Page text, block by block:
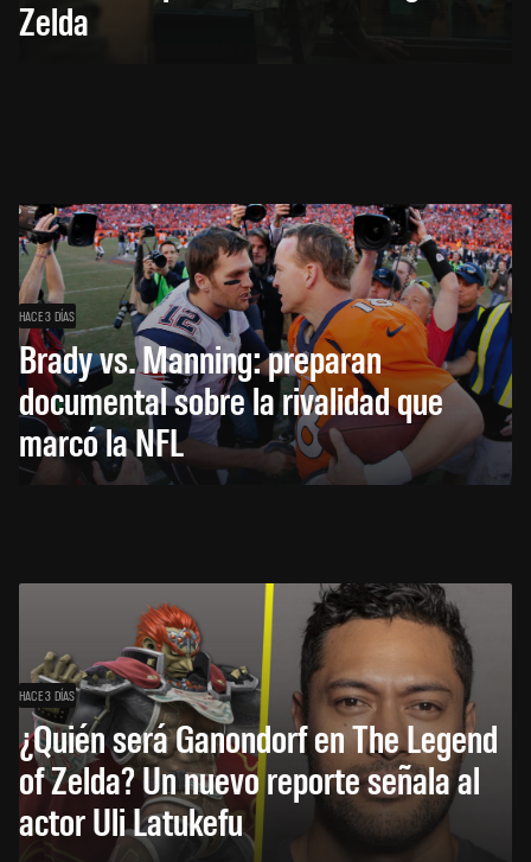
Zelda
HACE 3 DÍAS
Brady vs. Manning: preparan
documental sobre la rivalidad que
marcó la NFL
HACE 3 DÍAS
¿Quién será Ganondorf en The Legend
of Zelda? Un nuevo reporte señala al
actor Uli Latukefu